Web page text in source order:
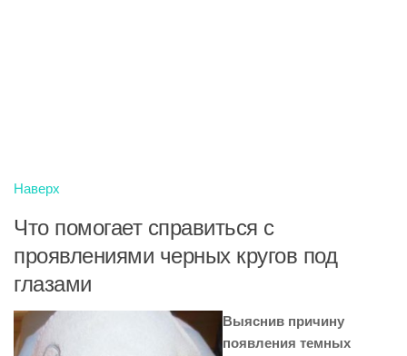
Наверх
Что помогает справиться с
проявлениями черных кругов под
глазами
Выяснив причину
появления темных